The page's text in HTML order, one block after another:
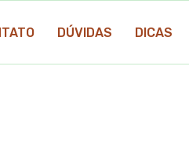
DÚVIDAS DICAS